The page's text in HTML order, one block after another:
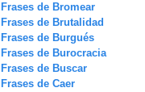
Frases de Bromear
Frases de Brutalidad
Frases de Burgués
Frases de Burocracia
Frases de Buscar
Frases de Caer